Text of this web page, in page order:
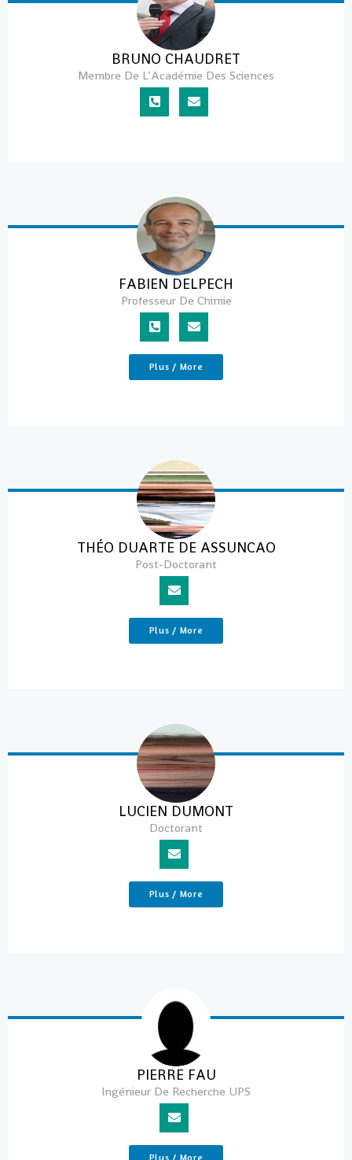
BRUNO CHAUDRET
Membre De L’Académie Des Sciences
FABIEN DELPECH
Professeur De Chimie
Plus / More
THÉO DUARTE DE ASSUNCAO
Post-Doctorant
Plus / More
LUCIEN DUMONT
Doctorant
Plus / More
PIERRE FAU
Ingénieur De Recherche UPS
Plus / More